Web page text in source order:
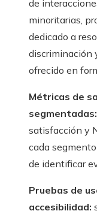
de
minoritarias,
dedicado a
discriminación
ofrecido en
Métricas de
segmentadas:
satisfacción y
cada
de identificar
Pruebas de
accesibilidad: